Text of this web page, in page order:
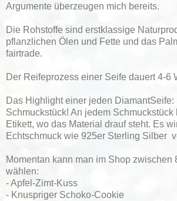
Argumente überzeugen mich bereits.
Die Rohstoffe sind erstklassige
pflanzlichen Ölen und Fette und das
fairtrade.
Der Reifeprozess einer Seife dauert 4-6
Das Highlight einer jeden DiamantSeife:
Schmuckstück! An jedem Schmuckstück
Etikett, wo das Material drauf steht. Es
Echtschmuck wie 925er Sterling Silber
Momentan kann man im Shop zwischen
wählen:
- Apfel-Zimt-Kuss
- Knuspriger Schoko-Cookie